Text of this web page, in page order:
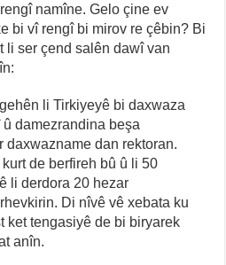
namîne. Gelo çine ev
bi vî rengî bi mirov re çêbin? Bi
li ser çend salên dawî van
li Tirkiyeyê bi daxwaza
damezrandina beşa
daxwazname dan rektoran.
de berfireh bû û li 50
li derdora 20 hezar
Di nîvê vê xebata ku
ket tengasiyê de bi biryarek
anîn.